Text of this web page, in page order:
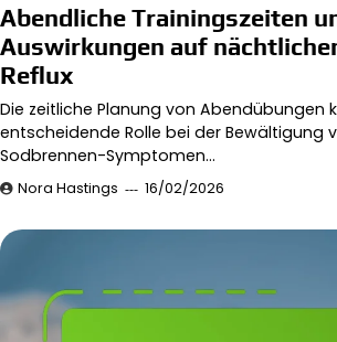
Abendliche Trainingszeiten
Auswirkungen auf
Reflux
Die zeitliche Planung von Abendübungen
entscheidende Rolle bei der Bewältigung
Sodbrennen-Symptomen…
Nora Hastings 16/02/2026